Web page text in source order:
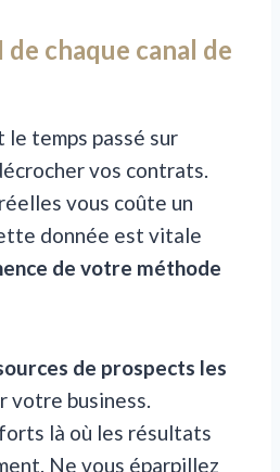
chaque canal de
temps passé sur
vos contrats.
vous coûte un
donnée est vitale
de votre méthode
de prospects les
votre business.
là où les résultats
Ne vous éparpillez